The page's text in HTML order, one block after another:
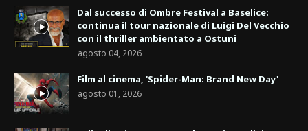
Dal successo di Ombre Festival a Baselice:
continua il tour nazionale di Luigi Del Vecchio
con il thriller ambientato a Ostuni
agosto 04, 2026
Film al cinema, 'Spider-Man: Brand New Day'
agosto 01, 2026